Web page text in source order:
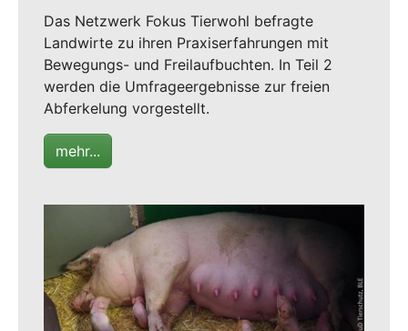
Das Netzwerk Fokus Tierwohl befragte
Landwirte zu ihren Praxiserfahrungen mit
Bewegungs- und Freilaufbuchten. In Teil 2
werden die Umfrageergebnisse zur freien
Abferkelung vorgestellt.
mehr...